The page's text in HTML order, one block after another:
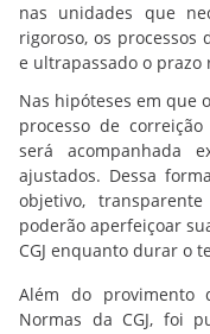
nas unidades que
rigoroso, os
e ultrapassado o prazo
Nas hipóteses em que
processo de
será acompanhada
ajustados. Dessa
objetivo,
poderão aperfeiçoar
CGJ enquanto durar o
Além do provimento
Normas da CGJ, foi